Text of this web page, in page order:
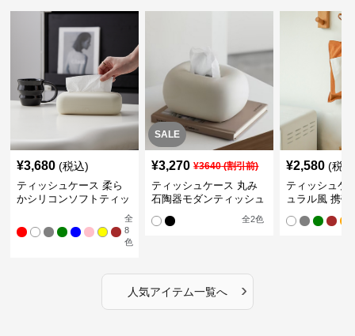
¥3,680 (税込)
ティッシュケース 柔ら
かシリコンソフトティッ
全
8
色
SALE
¥3,270 ¥3640(割引前)
ティッシュケース 丸み
石陶器モダンティッシュ
全2色
¥2,580 (税
ティッシュケ
ュラル風 携帯
人気アイテム一覧へ ›